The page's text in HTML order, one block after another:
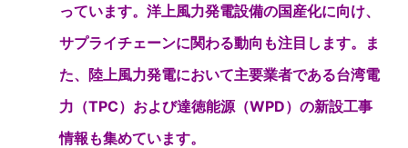
っています。洋上風力発電設備の国産化に向け、
サプライチェーンに関わる動向も注目します。ま
た、陸上風力発電において主要業者である台湾電
力（TPC）および達徳能源（WPD）の新設工事
情報も集めています。